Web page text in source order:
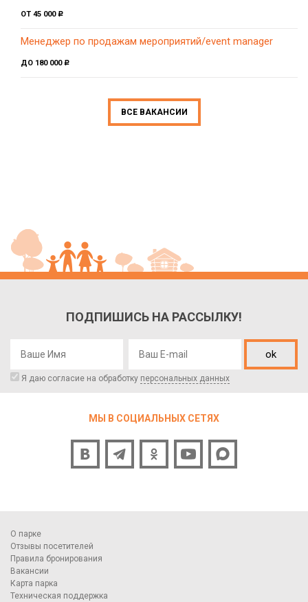
ОТ 45 000c
Менеджер по продажам мероприятий/event manager
ДО 180 000c
ВСЕ ВАКАНСИИ
ПОДПИШИСЬ НА РАССЫЛКУ!
ok
Я даю согласие на обработку персональных данных
МЫ В СОЦИАЛЬНЫХ СЕТЯХ
О парке
Отзывы посетителей
Правила бронирования
Вакансии
Карта парка
Техническая поддержка